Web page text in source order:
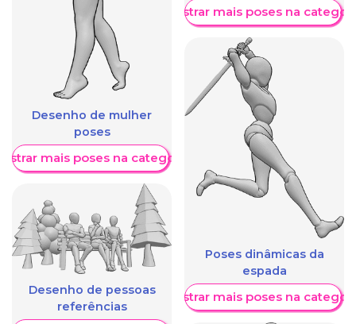
Desenho de mulher
poses
mais poses na categoria
Desenho de pessoas
referências
Mostrar mais poses na
Poses dinâmicas da
espada
Mostrar mais poses na